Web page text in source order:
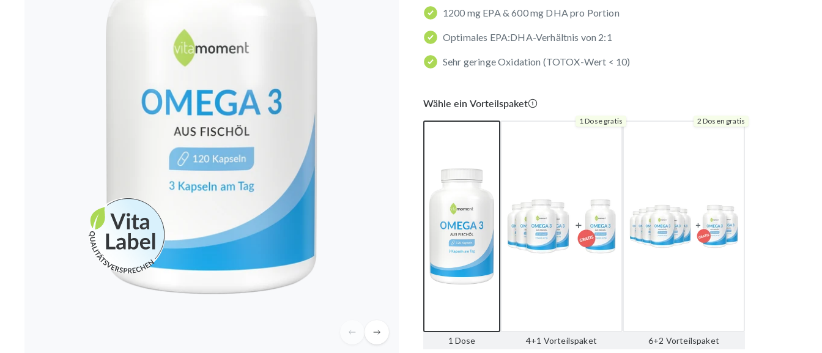
1200 mg EPA & 600 mg DHA pro Portion
Optimales EPA:DHA-Verhältnis von 2:1
Sehr geringe Oxidation (TOTOX-Wert < 10)
Wähle ein Vorteilspaket
1 Dose
1 Dose gratis
4+1 Vorteilspaket
2 Dosen gratis
6+2 Vorteilspaket